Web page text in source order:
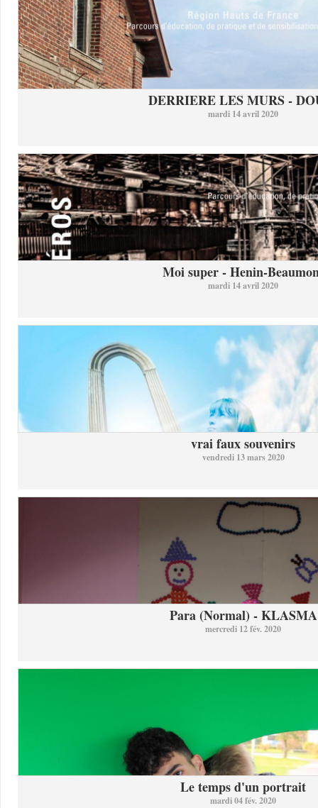
DERRIERE LES MURS -
mardi 14 avril 2020
Moi super - Henin-
mardi 14 avril 2020
vrai faux souvenirs
vendredi 13 mars 2020
Para (Normal) - KLASMA
mercredi 12 fév. 2020
Le temps d'un portrait
mardi 04 fév. 2020